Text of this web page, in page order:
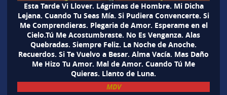
Esta Tarde Vi Llover. Lágrimas de Hombre. Mi Dicha
Lejana. Cuando Tu Seas Mía. Si Pudiera Convencerte. Si
Me Comprendieras. Plegaria de Amor. Esperame en el
Cielo.Tú Me Acostumbraste. No Es Venganza. Alas
Quebradas. Siempre Feliz. La Noche de Anoche.
Recuerdos. Si Te Vuelvo a Besar. Alma Vacía. Mas Daño
Me Hizo Tu Amor. Mal de Amor. Cuando Tú Me
Quieras. Llanto de Luna.
MDV